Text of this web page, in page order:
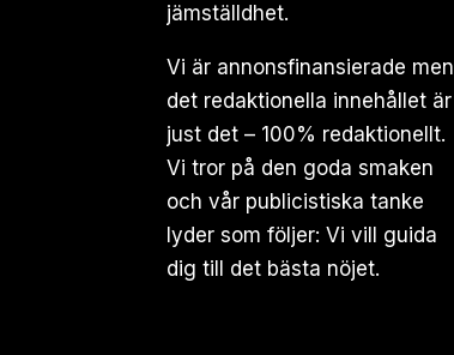
jämställdhet.
Vi är annonsfinansierade men
det redaktionella innehållet är
just det – 100% redaktionellt.
Vi tror på den goda smaken
och vår publicistiska tanke
lyder som följer: Vi vill guida
dig till det bästa nöjet.